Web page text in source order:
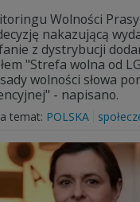
Wolności Prasy
nakazującą
z dystrybucji
"Strefa wolna od
wolności słowa
- napisano.
temat: POLSKA